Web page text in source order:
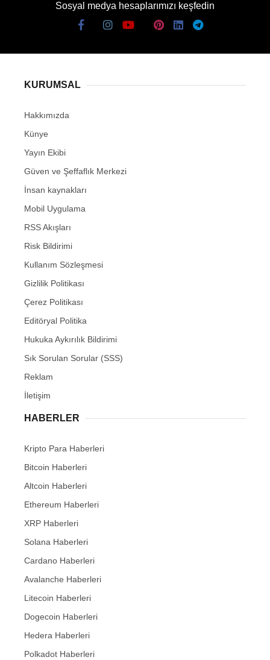
Sosyal medya hesaplarımızı keşfedin
KURUMSAL
Hakkımızda
Künye
Yayın Ekibi
Güven ve Şeffaflık Merkezi
İnsan kaynakları
Mobil Uygulama
RSS Akışları
Risk Bildirimi
Kullanım Sözleşmesi
Gizlilik Politikası
Çerez Politikası
Editöryal Politika
Hukuka Aykırılık Bildirimi
Sık Sorulan Sorular (SSS)
Reklam
İletişim
HABERLER
Kripto Para Haberleri
Bitcoin Haberleri
Altcoin Haberleri
Ethereum Haberleri
XRP Haberleri
Solana Haberleri
Cardano Haberleri
Avalanche Haberleri
Litecoin Haberleri
Dogecoin Haberleri
Hedera Haberleri
Polkadot Haberleri